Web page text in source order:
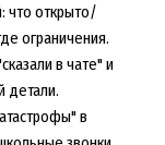
что открыто/
ограничения.
в чате" и
детали.
в